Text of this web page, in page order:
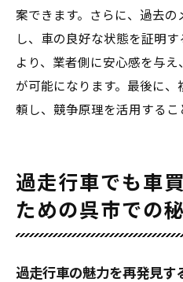
案できます。さらに、過去
し、車の良好な状態を証明
より、業者側に安心感を与
が可能になります。最後に
頼し、競争原理を活用するこ
過走行車でも車
ための呉市での
過走行車の魅力を再発見す